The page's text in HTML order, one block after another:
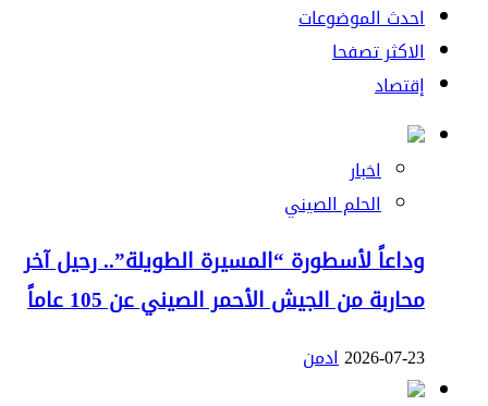
احدث الموضوعات
الاكثر تصفحا
إقتصاد
اخبار
الحلم الصيني
وداعاً لأسطورة “المسيرة الطويلة”.. رحيل آخر
محاربة من الجيش الأحمر الصيني عن 105 عاماً
2026-07-23ادمن